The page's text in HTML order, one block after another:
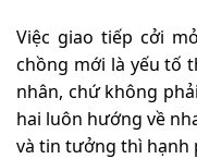
Việc giao tiếp cởi
chồng mới là yếu tố
nhân, chứ không
hai luôn hướng về
và tin tưởng thì hạnh